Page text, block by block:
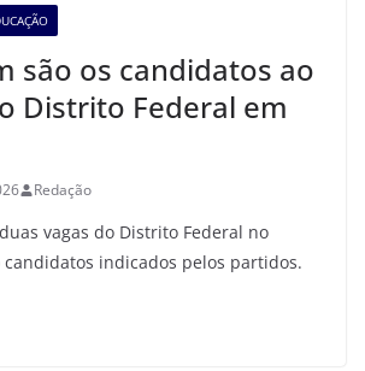
são os candidatos ao
Distrito Federal em
Redação
vagas do Distrito Federal no
indicados pelos partidos.